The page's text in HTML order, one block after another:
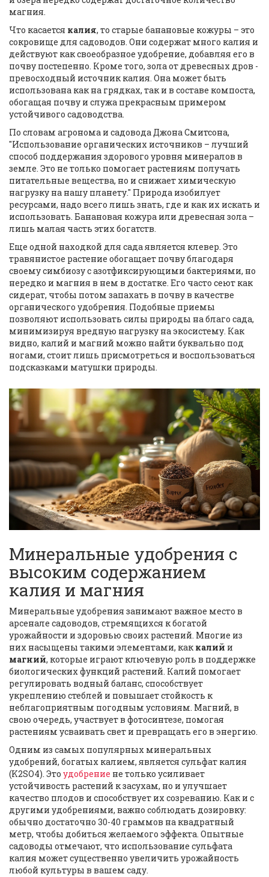
магния.
Что касается калия, то старые банановые кожуры – это
сокровище для садоводов. Они содержат много калия и
действуют как своеобразное удобрение, добавляя его в
почву постепенно. Кроме того, зола от древесных дров -
превосходный источник калия. Она может быть
использована как на грядках, так и в составе компоста,
обогащая почву и служа прекрасным примером
устойчивого садоводства.
По словам агронома и садовода Джона Смитсона,
"Использование органических источников – лучший
способ поддержания здорового уровня минералов в
земле. Это не только помогает растениям получать
питательные вещества, но и снижает химическую
нагрузку на нашу планету." Природа изобилует
ресурсами, надо всего лишь знать, где и как их искать и
использовать. Банановая кожура или древесная зола –
лишь малая часть этих богатств.
Еще одной находкой для сада является клевер. Это
травянистое растение обогащает почву благодаря
своему симбиозу с азотфиксирующими бактериями, но
нередко и магния в нем в достатке. Его часто сеют как
сидерат, чтобы потом запахать в почву в качестве
органического удобрения. Подобные приемы
позволяют использовать силы природы на благо сада,
минимизируя вредную нагрузку на экосистему. Как
видно, калий и магний можно найти буквально под
ногами, стоит лишь присмотреться и воспользоваться
подсказками матушки природы.
Минеральные удобрения с
высоким содержанием
калия и магния
Минеральные удобрения занимают важное место в
арсенале садоводов, стремящихся к богатой
урожайности и здоровью своих растений. Многие из
них насыщены такими элементами, как калий и
магний, которые играют ключевую роль в поддержке
биологических функций растений. Калий помогает
регулировать водный баланс, способствует
укреплению стеблей и повышает стойкость к
неблагоприятным погодным условиям. Магний, в
свою очередь, участвует в фотосинтезе, помогая
растениям усваивать свет и превращать его в энергию.
Одним из самых популярных минеральных
удобрений, богатых калием, является сульфат калия
(K2SO4). Это удобрение не только усиливает
устойчивость растений к засухам, но и улучшает
качество плодов и способствует их созреванию. Как и с
другими удобрениями, важно соблюдать дозировку:
обычно достаточно 30-40 граммов на квадратный
метр, чтобы добиться желаемого эффекта. Опытные
садоводы отмечают, что использование сульфата
калия может существенно увеличить урожайность
любой культуры в вашем саду.